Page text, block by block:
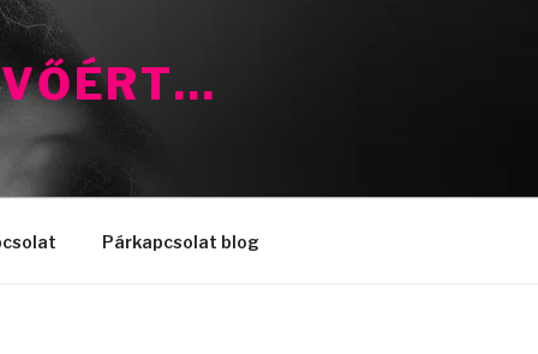
Párkapcsolat blog